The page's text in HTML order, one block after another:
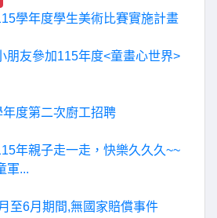
學年度學生美術比賽實施計畫
朋友參加115年度<童畫心世界>
度第二次廚工招聘
年親子走一走，快樂久久久~~
軍...
至6月期間,無國家賠償事件